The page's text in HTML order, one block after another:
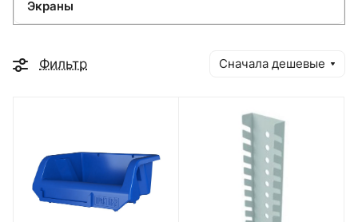
Экраны
Фильтр Сначала дешевые